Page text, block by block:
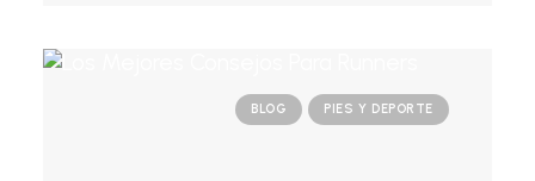
BLOG PIES Y DEPORTE